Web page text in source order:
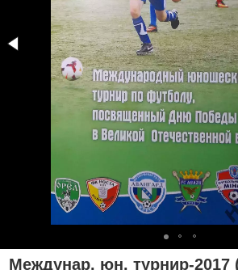
Междунар. юн. турнир-2017